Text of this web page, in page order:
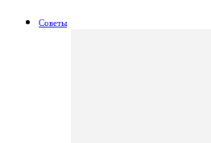
Советы